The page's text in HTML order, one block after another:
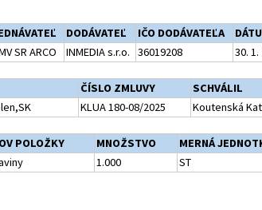
DODÁVATEĽ IČO DODÁVATEĽA
SR ARCO INMEDIA s.r.o. 36019208 30. 1.
ČÍSLO ZMLUVY SCHVÁLIL
KLUA 180-08/2025 Koutenská
POLOŽKY MNOŽSTVO MERNÁ
1.000 ST